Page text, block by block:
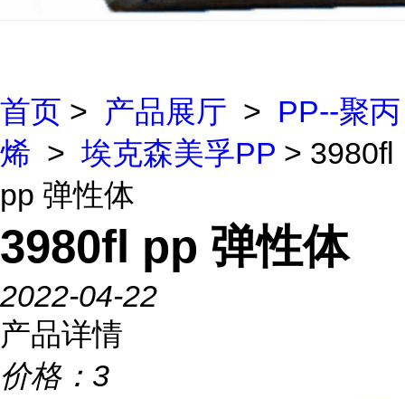
首页 > 产品展厅 > PP--聚丙
烯 > 埃克森美孚PP > 3980fl
pp 弹性体
3980fl pp 弹性体
2022-04-22
产品详情
价格： 3